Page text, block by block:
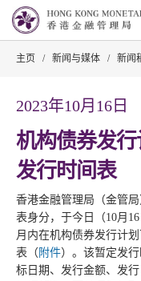
主页 / 新闻与媒体 / 新闻
2023年10月16日
机构债券发
发行时间表
香港金融管理局（金管
表身分，于今日（10月
月内在机构债券发行计
表（ 附件）。该暂定发
标日期、发行金额、发